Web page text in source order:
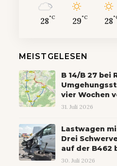
28°C 29°C 28
MEISTGELESEN
B 14/B 27 bei
vier Wochen
31. Juli 2026
Lastwagen
Drei
auf der B462
30. Juli 2026